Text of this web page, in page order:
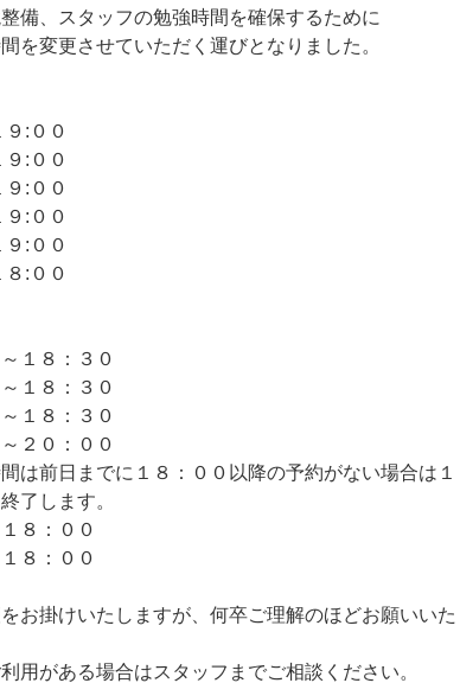
備、スタッフの勉強時間を確保するために
を変更させていただく運びとなりました。
:００
:００
:００
:００
:００
:００
１８：３０
１８：３０
１８：３０
２０：００
は前日までに１８：００以降の予約がない場合は１
了します。
８：００
８：００
お掛けいたしますが、何卒ご理解のほどお願いいた
用がある場合はスタッフまでご相談ください。